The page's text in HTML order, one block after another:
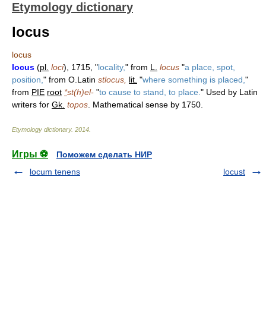
Etymology dictionary
locus
locus
locus (pl. loci), 1715, "locality," from L. locus "a place, spot,
position, " from O.Latin stlocus, lit. "where something is placed, "
from PIE root *st(h)el- "to cause to stand, to place. " Used by Latin
writers for Gk. topos . Mathematical sense by 1750.
Etymology dictionary. 2014
Игры ⚽
Поможем сделать НИР
locum tenens
locust